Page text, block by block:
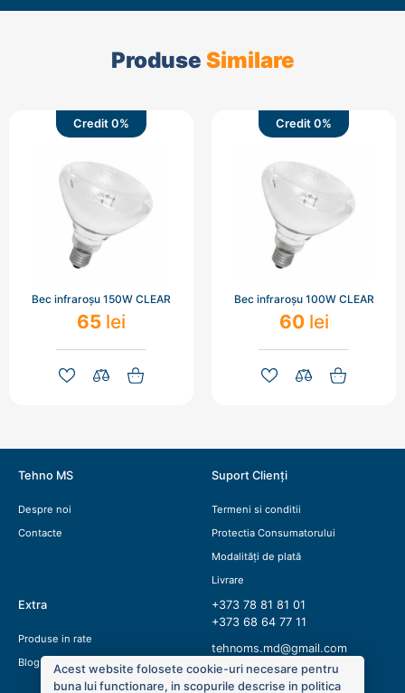
Produse Similare
Credit 0%
Bec infraroșu 150W CLEAR
65 lei
Credit 0%
Bec infraroșu 100W CLEAR
60 lei
Tehno MS
Despre noi
Contacte
Suport Clienți
Termeni si conditii
Protectia Consumatorului
Modalități de plată
Livrare
Extra
Produse in rate
Blog
+373 78 81 81 01
+373 68 64 77 11
tehnoms.md@gmail.com
Acest website folosete cookie-uri necesare pentru
buna lui functionare, in scopurile descrise in politica